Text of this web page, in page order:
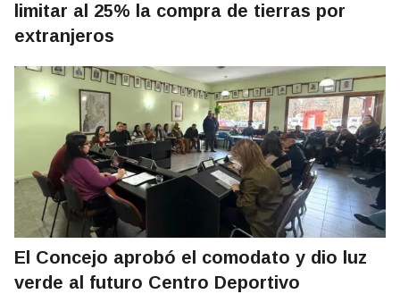
limitar al 25% la compra de tierras por
extranjeros
El Concejo aprobó el comodato y dio luz
verde al futuro Centro Deportivo